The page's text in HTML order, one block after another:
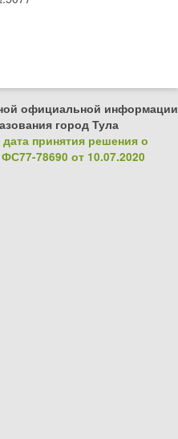
официальной информации
город Тула
принятия решения о
78690 от 10.07.2020